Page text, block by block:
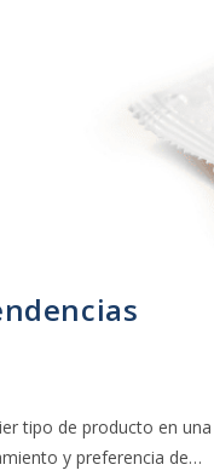
tipo de producto en
y preferencia de…